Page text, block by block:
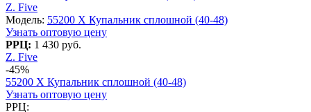
Z. Five
Модель: 55200 X Купальник сплошной (40-48)
Узнать оптовую цену
РРЦ: 1 430 руб.
Z. Five
-45%
55200 X Купальник сплошной (40-48)
Узнать оптовую цену
РРЦ: